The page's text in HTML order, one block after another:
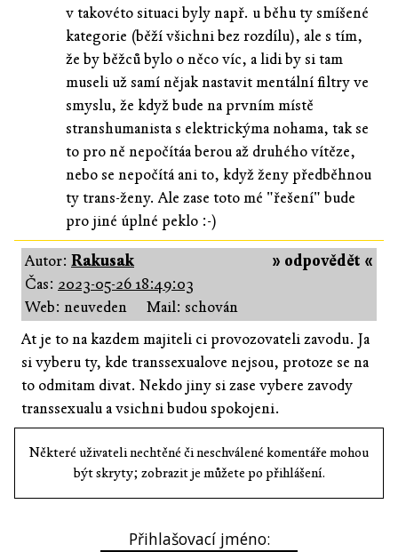
v takovéto situaci byly např. u běhu ty smíšené
kategorie (běží všichni bez rozdílu), ale s tím,
že by běžců bylo o něco víc, a lidi by si tam
museli už samí nějak nastavit mentální filtry ve
smyslu, že když bude na prvním místě
stranshumanista s elektrickýma nohama, tak se
to pro ně nepočítáa berou až druhého vítěze,
nebo se nepočítá ani to, když ženy předběhnou
ty trans-ženy. Ale zase toto mé "řešení" bude
pro jiné úplné peklo :-)
» odpovědět «
Autor: Rakusak
Čas: 2023-05-26 18:49:03
Web: neuveden
Mail: schován
At je to na kazdem majiteli ci provozovateli zavodu. Ja
si vyberu ty, kde transsexualove nejsou, protoze se na
to odmitam divat. Nekdo jiny si zase vybere zavody
transsexualu a vsichni budou spokojeni.
Některé uživateli nechtěné či neschválené komentáře mohou
být skryty; zobrazit je můžete po přihlášení.
Přihlašovací jméno: